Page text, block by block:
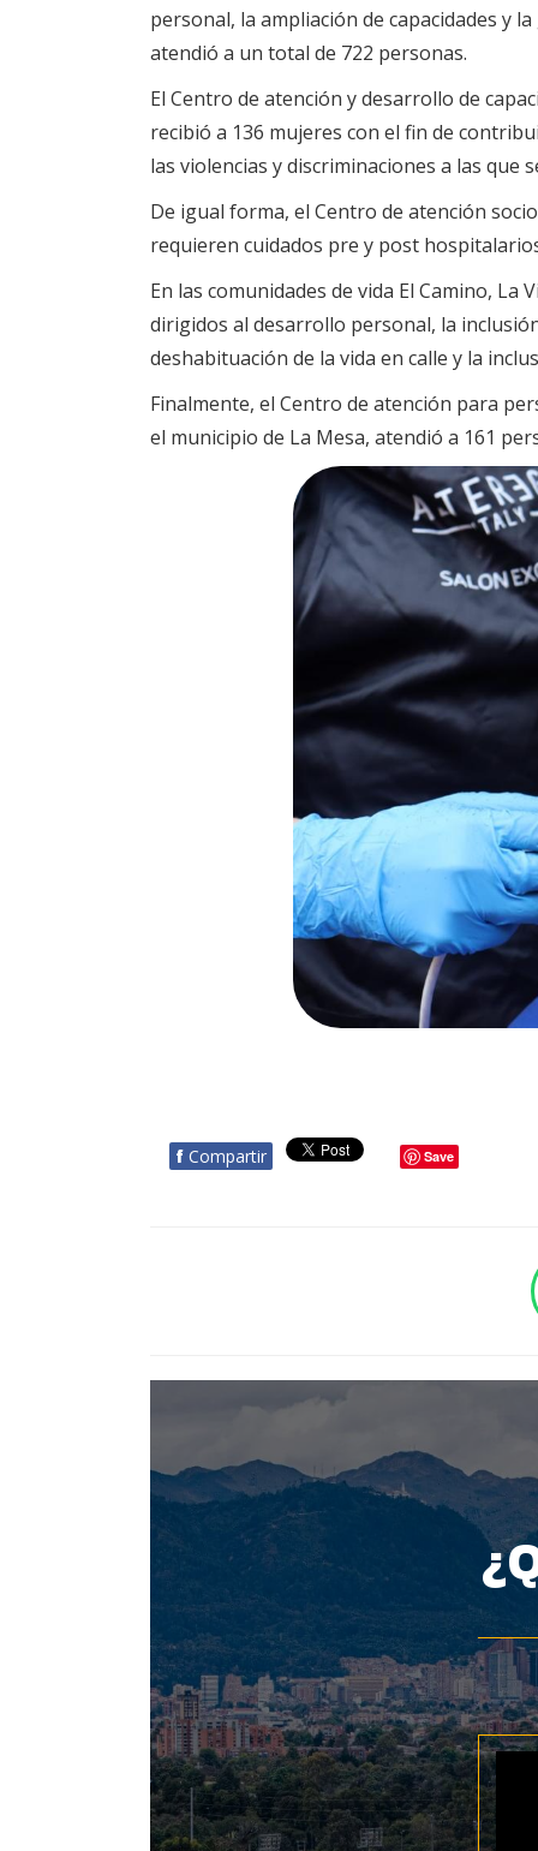
personal, la ampliación de capacidades y
atendió a un total de 722 personas.
El Centro de atención y desarrollo de
recibió a 136 mujeres con el fin de
las violencias y discriminaciones a las que
De igual forma, el Centro de atención
requieren cuidados pre y post
En las comunidades de vida El Camino,
dirigidos al desarrollo personal, la
deshabituación de la vida en calle y la
Finalmente, el Centro de atención para
el municipio de La Mesa, atendió a 161
f Compartir Save